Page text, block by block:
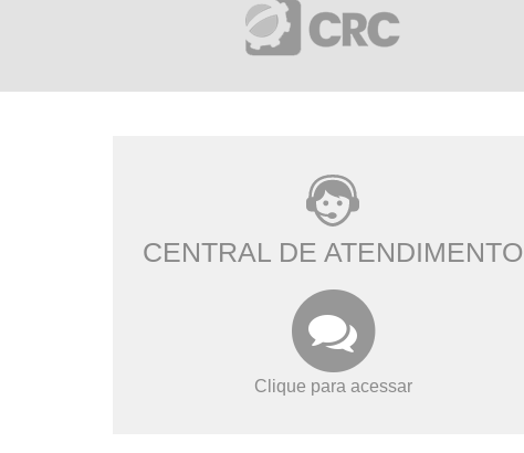
CENTRAL DE ATENDIMENTO
Clique para acessar